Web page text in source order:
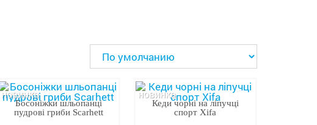
Босоніжки шльопанці
пудрові гриби Scarhett
новинка
Кеди чорні на ліпучці
спорт Xifa
новинка